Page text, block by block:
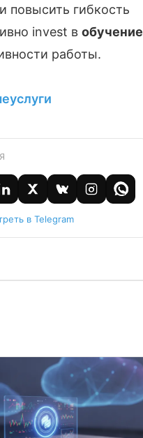
повысить гибкость
invest в обучение
работы.
в Telegram